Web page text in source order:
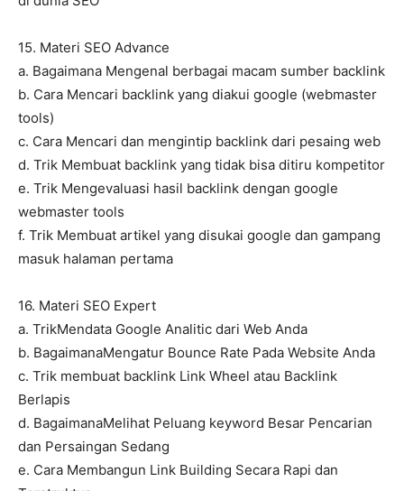
15. Materi SEO Advance
a. Bagaimana Mengenal berbagai macam sumber backlink
b. Cara Mencari backlink yang diakui google (webmaster
tools)
c. Cara Mencari dan mengintip backlink dari pesaing web
d. Trik Membuat backlink yang tidak bisa ditiru kompetitor
e. Trik Mengevaluasi hasil backlink dengan google
webmaster tools
f. Trik Membuat artikel yang disukai google dan gampang
masuk halaman pertama
16. Materi SEO Expert
a. TrikMendata Google Analitic dari Web Anda
b. BagaimanaMengatur Bounce Rate Pada Website Anda
c. Trik membuat backlink Link Wheel atau Backlink
Berlapis
d. BagaimanaMelihat Peluang keyword Besar Pencarian
dan Persaingan Sedang
e. Cara Membangun Link Building Secara Rapi dan